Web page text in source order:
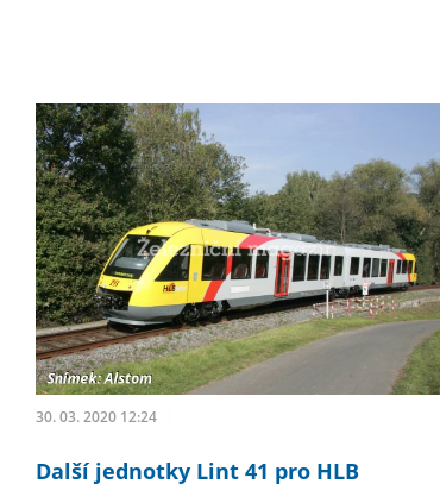
30. 03. 2020 12:24
Další jednotky Lint 41 pro HLB